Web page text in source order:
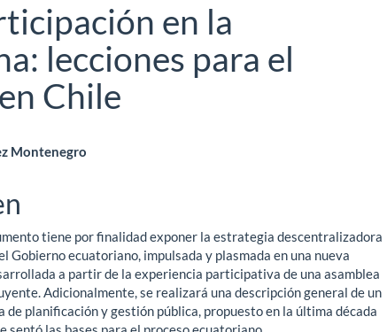
en la
lecciones para el
Chile
Montenegro
tiene por finalidad exponer la estrategia descentralizadora
Gobierno ecuatoriano, impulsada y plasmada en una nueva
a partir de la experiencia participativa de una asamblea
Adicionalmente, se realizará una descripción general de un
de planificación y gestión pública, propuesto en la última década